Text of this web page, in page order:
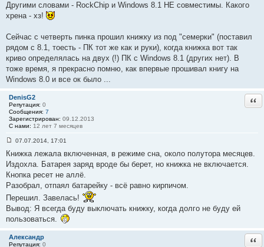
н
и
3
Другими словами - RockChip и Windows 8.1 НЕ совместимы. Какого
хрена - хз!
Сейчас с четверть пинка прошил книжку из под "семерки" (поставил
рядом с 8.1, тоесть - ПК тот же как и руки), когда книжка вот так
криво определялась на двух (!) ПК с Windows 8.1 (других нет). В
тоже время, я прекрасно помню, как впервые прошивал книгу на
Windows 8.0 и все ок было ...
DenisG2
Репутация: 0
Сообщения: 7
Зарегистрирован: 09.12.2013
С нами: 12 лет 7 месяцев
о
б
щ
н
и
е
#
3
07.07.2014, 17:01
Книжка лежала включенная, в режиме сна, около полутора месяцев.
Издохла. Батарея заряд вроде бы берет, но книжка не включается.
Кнопка ресет не аллё.
Разобрал, отпаял батарейку - всё равно кирпичом.
Перешил. Завелась!
Вывод: Я всегда буду выключать книжку, когда долго не буду ей
пользоваться.
Александр
Репутация: 0